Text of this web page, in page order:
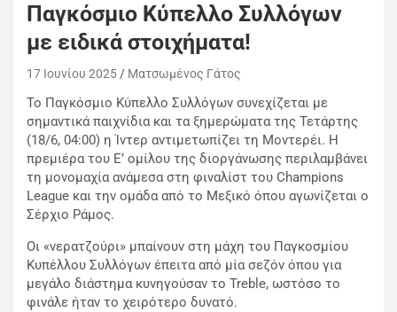
Παγκόσμιο Κύπελλο Συλλόγων
με ειδικά στοιχήματα!
17 Ιουνίου 2025 Ματσωμένος Γάτος
Το Παγκόσμιο Κύπελλο Συλλόγων συνεχίζεται με
σημαντικά παιχνίδια και τα ξημερώματα της Τετάρτης
(18/6, 04:00) η Ίντερ αντιμετωπίζει τη Μοντερέι. Η
πρεμιέρα του Ε’ ομίλου της διοργάνωσης περιλαμβάνει
τη μονομαχία ανάμεσα στη φιναλίστ του Champions
League και την ομάδα από το Μεξικό όπου αγωνίζεται ο
Σέρχιο Ράμος.
Οι «νερατζούρι» μπαίνουν στη μάχη του Παγκοσμίου
Κυπέλλου Συλλόγων έπειτα από μία σεζόν όπου για
μεγάλο διάστημα κυνηγούσαν το Treble, ωστόσο το
φινάλε ήταν το χειρότερο δυνατό.